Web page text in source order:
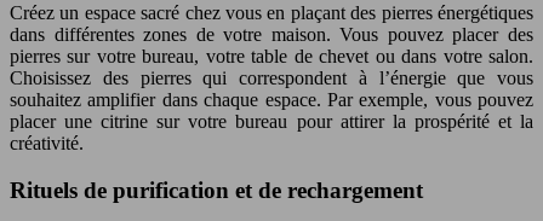
Créez un espace sacré chez vous en plaçant des pierres énergétiques
dans différentes zones de votre maison. Vous pouvez placer des
pierres sur votre bureau, votre table de chevet ou dans votre salon.
Choisissez des pierres qui correspondent à l’énergie que vous
souhaitez amplifier dans chaque espace. Par exemple, vous pouvez
placer une citrine sur votre bureau pour attirer la prospérité et la
créativité.
Rituels de purification et de rechargement